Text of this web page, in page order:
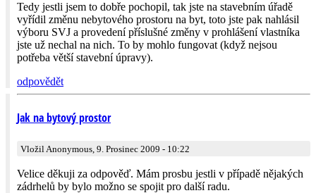
Tedy jestli jsem to dobře pochopil, tak jste na stavebním úřadě
vyřídil změnu nebytového prostoru na byt, toto jste pak nahlásil
výboru SVJ a provedení příslušné změny v prohlášení vlastníka
jste už nechal na nich. To by mohlo fungovat (když nejsou
potřeba větší stavební úpravy).
odpovědět
Jak na bytový prostor
Vložil Anonymous, 9. Prosinec 2009 - 10:22
Velice děkuji za odpověď. Mám prosbu jestli v případě nějakých
zádrhelů by bylo možno se spojit pro další radu.